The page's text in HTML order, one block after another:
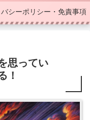
シーポリシー・免責事項
思ってい
！